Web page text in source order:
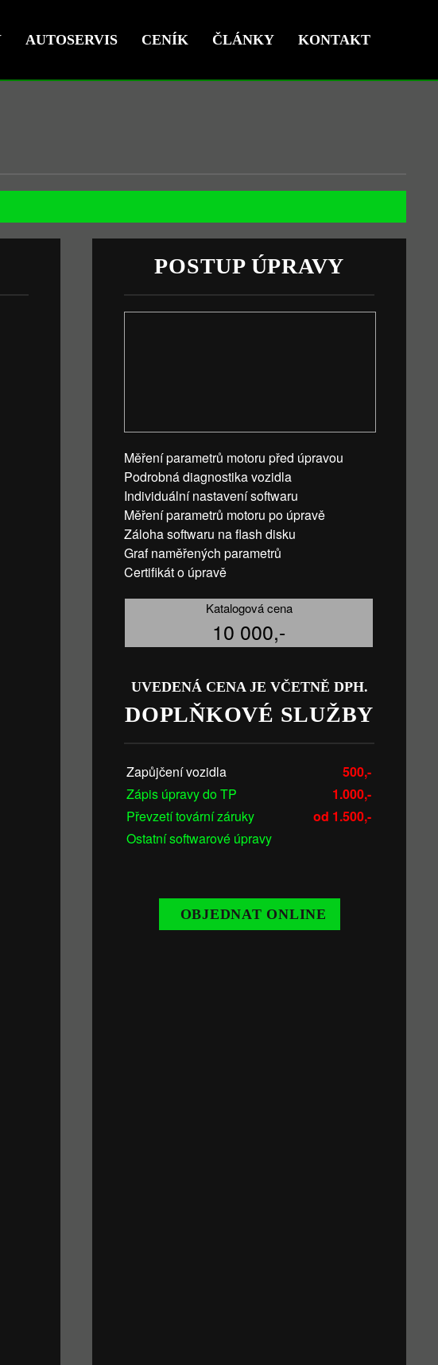
AUTOSERVIS CENÍK ČLÁNKY KONTAKT
POSTUP ÚPRAVY
Měření parametrů motoru před úpravou
Podrobná diagnostika vozidla
Individuální nastavení softwaru
Měření parametrů motoru po úpravě
Záloha softwaru na flash disku
Graf naměřených parametrů
Certifikát o úpravě
Katalogová cena
10 000,-
UVEDENÁ CENA JE VČETNĚ DPH.
DOPLŇKOVÉ SLUŽBY
Zapůjčení vozidla
500,-
Zápis úpravy do TP
1.000,-
Převzetí tovární záruky
od 1.500,-
Ostatní softwarové úpravy
OBJEDNAT ONLINE